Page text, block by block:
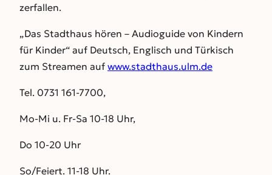
zerfallen.
„Das Stadthaus hören – Audioguide von Kindern
für Kinder“ auf Deutsch, Englisch und Türkisch
zum Streamen auf www.stadthaus.ulm.de
Tel. 0731 161-7700,
Mo-Mi u. Fr-Sa 10-18 Uhr,
Do 10-20 Uhr
So/Feiert. 11-18 Uhr.